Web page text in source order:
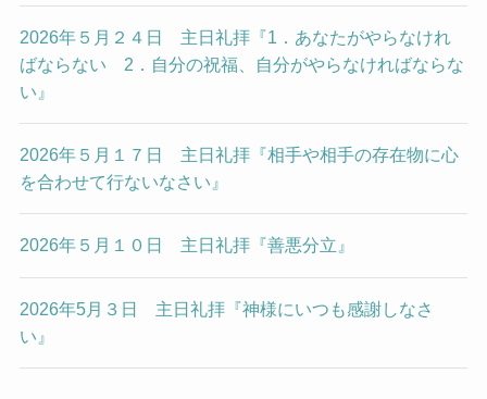
2026年５月２４日 主日礼拝『1．あなたがやらなけれ
ばならない 2．自分の祝福、自分がやらなければならな
い』
2026年５月１７日 主日礼拝『相手や相手の存在物に心
を合わせて行ないなさい』
2026年５月１０日 主日礼拝『善悪分立』
2026年5月３日 主日礼拝『神様にいつも感謝しなさ
い』